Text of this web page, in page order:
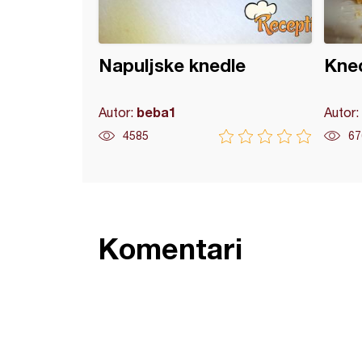
Napuljske knedle
Autor: beba1
4585
Autor:
Komentari